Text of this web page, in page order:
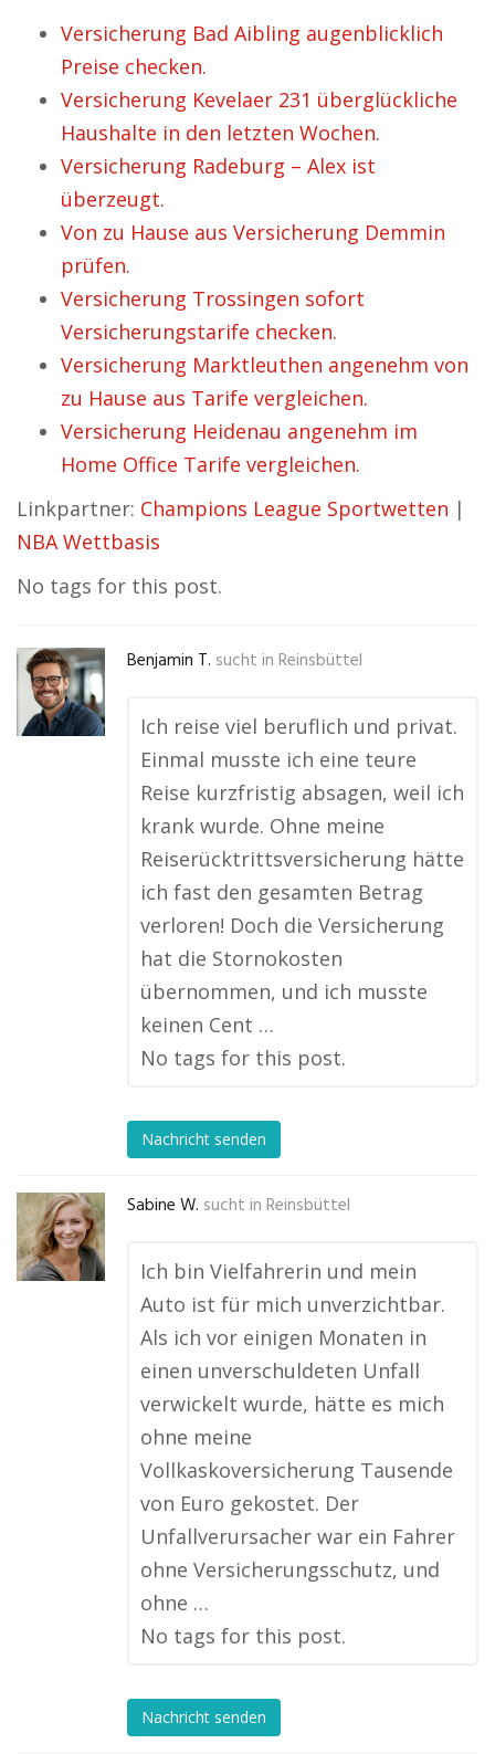
Versicherung Bad Aibling augenblicklich
Preise checken.
Versicherung Kevelaer 231 überglückliche
Haushalte in den letzten Wochen.
Versicherung Radeburg – Alex ist
überzeugt.
Von zu Hause aus Versicherung Demmin
prüfen.
Versicherung Trossingen sofort
Versicherungstarife checken.
Versicherung Marktleuthen angenehm von
zu Hause aus Tarife vergleichen.
Versicherung Heidenau angenehm im
Home Office Tarife vergleichen.
Linkpartner: Champions League Sportwetten |
NBA Wettbasis
No tags for this post.
Benjamin T. sucht in Reinsbüttel
Ich reise viel beruflich und privat.
Einmal musste ich eine teure
Reise kurzfristig absagen, weil ich
krank wurde. Ohne meine
Reiserücktrittsversicherung hätte
ich fast den gesamten Betrag
verloren! Doch die Versicherung
hat die Stornokosten
übernommen, und ich musste
keinen Cent …
No tags for this post.
Nachricht senden
Sabine W. sucht in Reinsbüttel
Ich bin Vielfahrerin und mein
Auto ist für mich unverzichtbar.
Als ich vor einigen Monaten in
einen unverschuldeten Unfall
verwickelt wurde, hätte es mich
ohne meine
Vollkaskoversicherung Tausende
von Euro gekostet. Der
Unfallverursacher war ein Fahrer
ohne Versicherungsschutz, und
ohne …
No tags for this post.
Nachricht senden